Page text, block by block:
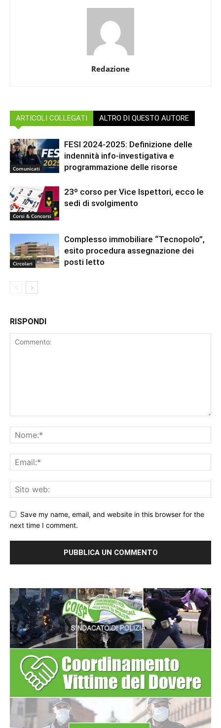
Redazione
ARTICOLI COLLEGATI ALTRO DI QUESTO AUTORE
Comunicati
FESI 2024-2025: Definizione delle
indennità info-investigativa e
programmazione delle risorse
Corsi & Concorsi
23º corso per Vice Ispettori, ecco le
sedi di svolgimento
Circolari
Complesso immobiliare “Tecnopolo”,
esito procedura assegnazione dei
posti letto
RISPONDI
Save my name, email, and website in this browser for the
next time I comment.